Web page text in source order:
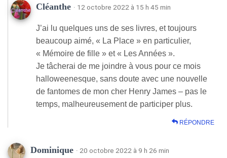
Cléanthe · 12 octobre 2022 à 15 h 45 min
J’ai lu quelques uns de ses livres, et toujours
beaucoup aimé, « La Place » en particulier,
« Mémoire de fille » et « Les Années ».
Je tâcherai de me joindre à vous pour ce mois
halloweenesque, sans doute avec une nouvelle
de fantomes de mon cher Henry James – pas le
temps, malheureusement de participer plus.
RÉPONDRE
Dominique · 20 octobre 2022 à 9 h 26 min